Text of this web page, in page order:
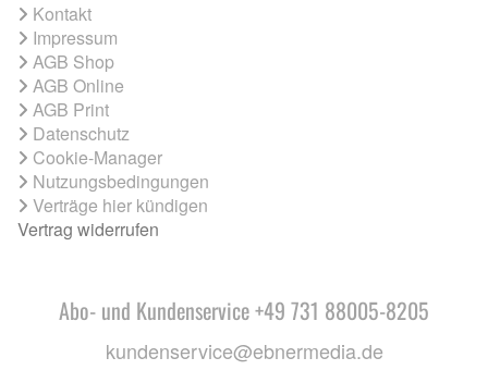
Kontakt
Impressum
AGB Shop
AGB Online
AGB Print
Datenschutz
Cookie-Manager
Nutzungsbedingungen
Verträge hier kündigen
Vertrag widerrufen
Abo- und Kundenservice +49 731 88005-8205
kundenservice@ebnermedia.de